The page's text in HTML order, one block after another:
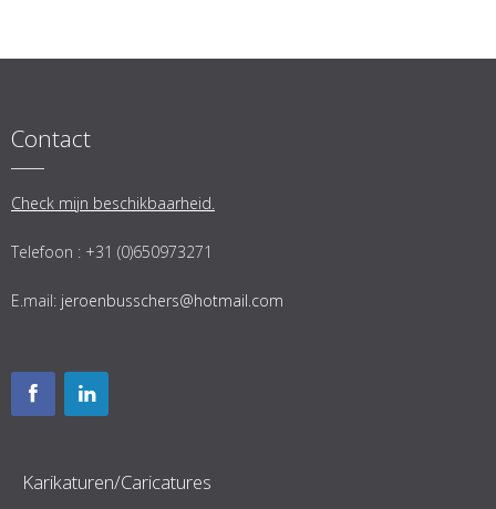
Contact
Check mijn beschikbaarheid.
Telefoon : +31 (0)650973271
E.mail: jeroenbusschers@hotmail.com
Karikaturen/Caricatures